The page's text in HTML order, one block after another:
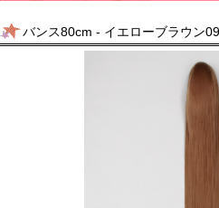
バンス80cm - イエローブラウン09